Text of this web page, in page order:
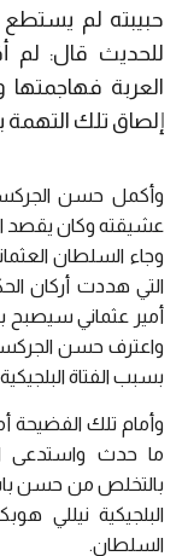
حبيبته لم
للحديث قال: لم
العربة
إلصاق تلك
وأكمل حسن
عشيقته وكان يقصد
وجاء السلطان
التي هددت أركان
أمير عثماني سيصبح
واعترف حسن
بسبب الفتاة
وأمام تلك الفضيحة
ما حدث واستدعى
بالتخلص من حسن
البلجيكية نيللي
السلطان.